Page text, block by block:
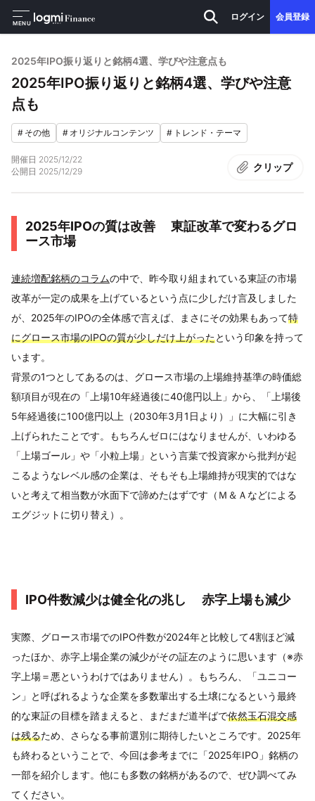
MENU
ログイン 会員登録
2025年IPO振り返りと銘柄4選、学びや注意点も
2025年IPO振り返りと銘柄4選、学びや注意
点も
# その他 # オリジナルコンテンツ # トレンド・テーマ
開催日 2025/12/22
公開日 2025/12/29 クリップ
2025年IPOの質は改善 東証改革で変わるグロ
ース市場
連続増配銘柄のコラムの中で、昨今取り組まれている東証の市場
改革が一定の成果を上げているという点に少しだけ言及しました
が、2025年のIPOの全体感で言えば、まさにその効果もあって特
にグロース市場のIPOの質が少しだけ上がったという印象を持って
います。
背景の1つとしてあるのは、グロース市場の上場維持基準の時価総
額項目が現在の「上場10年経過後に40億円以上」から、「上場後
5年経過後に100億円以上（2030年3月1日より）」に大幅に引き
上げられたことです。もちろんゼロにはなりませんが、いわゆる
「上場ゴール」や「小粒上場」という言葉で投資家から批判が起
こるようなレベル感の企業は、そもそも上場維持が現実的ではな
いと考えて相当数が水面下で諦めたはずです（Ｍ＆Ａなどによる
エグジットに切り替え）。
IPO件数減少は健全化の兆し 赤字上場も減少
実際、グロース市場でのIPO件数が2024年と比較して4割ほど減
ったほか、赤字上場企業の減少がその証左のように思います（※赤
字上場＝悪というわけではありません）。もちろん、「ユニコー
ン」と呼ばれるような企業を多数輩出する土壌になるという最終
的な東証の目標を踏まえると、まだまだ道半ばで依然玉石混交感
は残るため、さらなる事前選別に期待したいところです。2025年
も終わるということで、今回は参考までに「2025年IPO」銘柄の
一部を紹介します。他にも多数の銘柄があるので、ぜひ調べてみ
てください。